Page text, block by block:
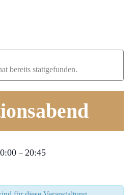
bereits stattgefunden.
– 20:45